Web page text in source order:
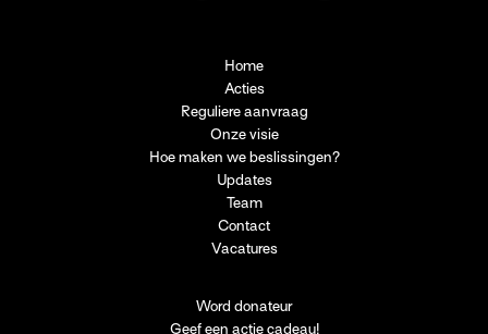
Home
Acties
Reguliere aanvraag
Onze visie
Hoe maken we beslissingen?
Updates
Team
Contact
Vacatures
Word donateur
Geef een actie cadeau!